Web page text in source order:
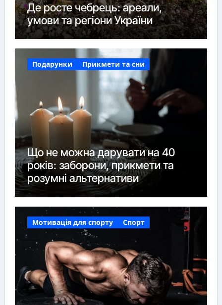
Де росте чебрець: ареали,
умови та регіони України
Подарунки Прикмети та сни
Що не можна дарувати на 40
років: заборони, прикмети та
розумні альтернативи
Мотивація для спорту Спорт